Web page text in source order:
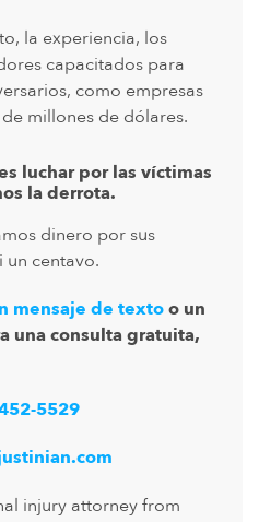
la experiencia, los
capacitados para
como empresas
millones de dólares.
luchar por las víctimas
la derrota.
dinero por sus
un centavo.
mensaje de textoo un
una consulta gratuita,
5529
injury attorney from